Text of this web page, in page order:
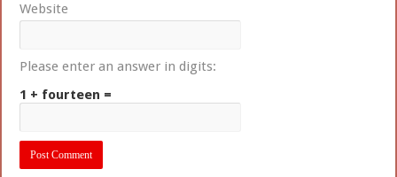
Website
Please enter an answer in digits:
1 + fourteen =